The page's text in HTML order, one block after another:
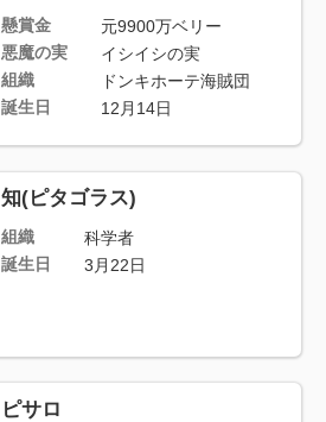
懸賞金
元9900万ベリー
悪魔の実
イシイシの実
組織
ドンキホーテ海賊団
誕生日
12月14日
知(ピタゴラス)
組織
科学者
誕生日
3月22日
ピサロ